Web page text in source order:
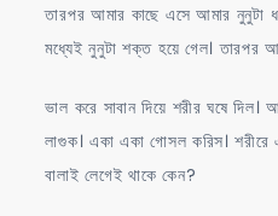
তারপর আমার কাছে এসে আমার নুনুটা
মধ্যেই নুনুটা শক্ত হয়ে গেল। তারপর
ভাল করে সাবান দিয়ে শরীর ঘষে
লাগুক। একা একা গোসল করিস।
বালাই লেগেই থাকে কেন?